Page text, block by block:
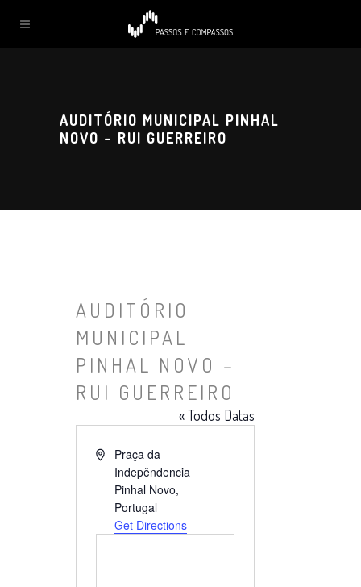
AUDITÓRIO MUNICIPAL PINHAL
NOVO – RUI GUERREIRO
AUDITÓRIO
MUNICIPAL
PINHAL NOVO –
RUI GUERREIRO
« Todos Datas
Endereço
Praça da
Indepêndencia
Pinhal Novo,
Portugal
Get Directions